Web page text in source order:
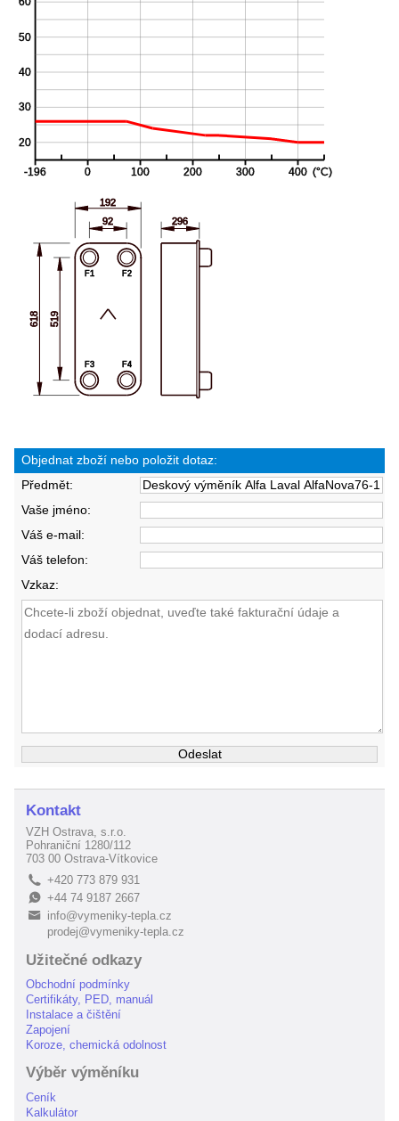
Objednat zboží nebo položit dotaz:
Předmět:
Vaše jméno:
Váš e-mail:
Váš telefon:
Vzkaz:
Kontakt
VZH Ostrava, s.r.o.
Pohraniční 1280/112
703 00 Ostrava-Vítkovice
L +420 773 879 931
E+44 74 9187 2667
B
info@vymeniky-tepla.cz
prodej@vymeniky-tepla.cz
Užitečné odkazy
Obchodní podmínky
Certifikáty, PED, manuál
Instalace a čištění
Zapojení
Koroze, chemická odolnost
Výběr výměníku
Ceník
Kalkulátor